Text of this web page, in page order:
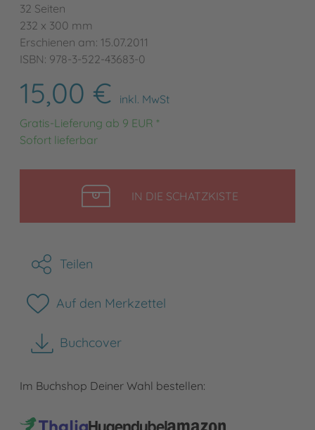
32 Seiten
232 x 300 mm
Erschienen am: 15.07.2011
ISBN: 978-3-522-43683-0
15,00 €
inkl. MwSt
Gratis-Lieferung ab 9 EUR *
Sofort lieferbar
IN DIE SCHATZKISTELEGEN
Teilen
Auf den Merkzettel
Buchcover
herunterladen
Im Buchshop Deiner Wahl bestellen: